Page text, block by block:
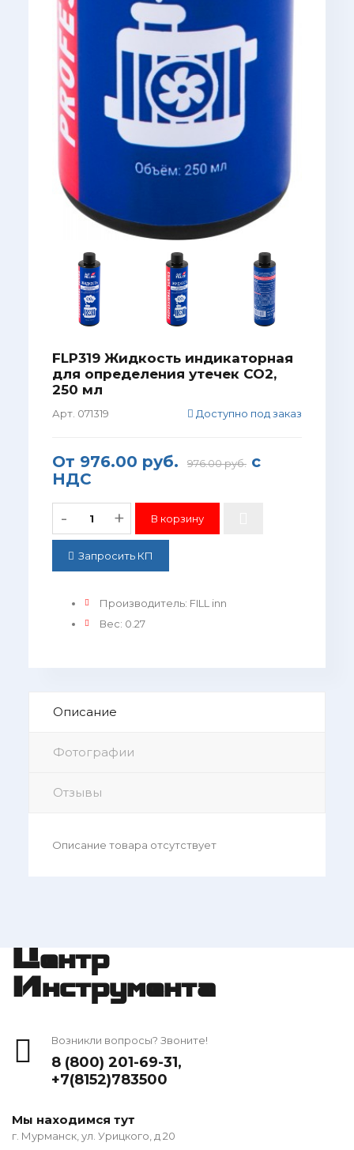
FLP319 Жидкость индикаторная
для определения утечек CO2,
250 мл
Арт. 071319 Доступно под заказ
От 976.00 руб. 976.00 руб.с
НДС
- +
Запросить КП
Производитель: FILL inn
Вес: 0.27
Описание
Фотографии
Отзывы
Описание товара отсутствует
Центр
Инструмента
Возникли вопросы? Звоните!
8 (800) 201-69-31,
+7(8152)783500
Мы находимся тут
г. Мурманск, ул. Урицкого, д 20